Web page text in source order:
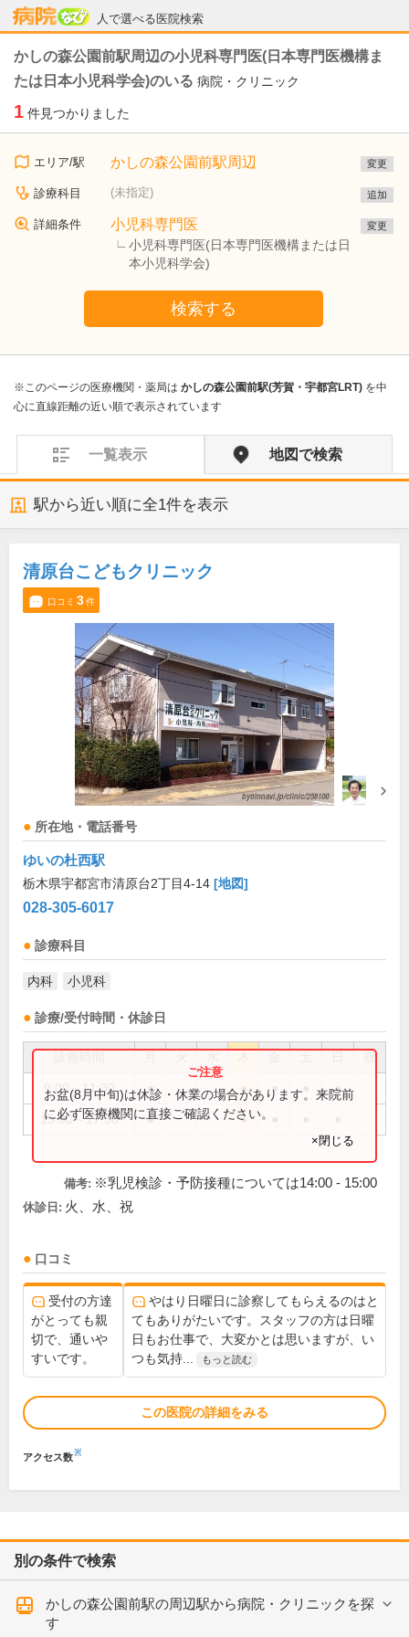
人で選べる医院検索
病院なび
かしの森公園前駅周辺の小児科専門医(日本専門医機構ま
たは日本小児科学会)のいる 病院・クリニック
1 件見つかりました
エリア/駅 かしの森公園前駅周辺 変更
診療科目 (未指定) 追加
詳細条件 小児科専門医
小児科専門医(日本専門医機構または日
本小児科学会)
変更
検索する
※このページの医療機関・薬局は かしの森公園前駅(芳賀・宇都宮LRT) を中
心に直線距離の近い順で表示されています
一覧表示 地図で検索
駅から近い順に全1件を表示
清原台こどもクリニック
口コミ 3件
所在地・電話番号
ゆいの杜西駅
栃木県宇都宮市清原台2丁目4-14 [地図]
028-305-6017
診療科目
内科 小児科
診療/受付時間・休診日
祝
9:00～11:30 ● ● ● ●
15:00～17:30 ● ●
お盆(8月中旬)は休診・休業の場合があります。来院前
に必ず医療機関に直接ご確認ください。
×閉じる
備考: ※乳児検診・予防接種については14:00 - 15:00
休診日: 火、水、祝
口コミ
受付の方達
がとっても親
切で、通いや
すいです。
やはり日曜日に診察してもらえるのはと
てもありがたいです。スタッフの方は日曜
日もお仕事で、大変かとは思いますが、い
つも気持...
もっと読む
この医院の詳細をみる
アクセス数※
別の条件で検索
かしの森公園前駅の周辺駅から病院・クリニックを探
す